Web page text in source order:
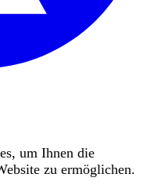
um Ihnen die
zu ermöglichen.